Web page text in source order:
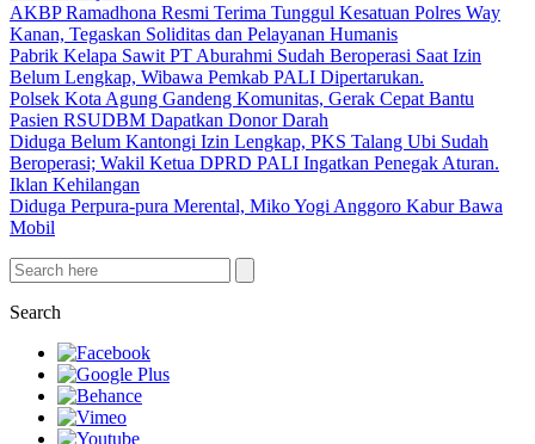
AKBP Ramadhona Resmi Terima Tunggul Kesatuan Polres Way
Kanan, Tegaskan Soliditas dan Pelayanan Humanis
Pabrik Kelapa Sawit PT Aburahmi Sudah Beroperasi Saat Izin
Belum Lengkap, Wibawa Pemkab PALI Dipertarukan.
Polsek Kota Agung Gandeng Komunitas, Gerak Cepat Bantu
Pasien RSUDBM Dapatkan Donor Darah
Diduga Belum Kantongi Izin Lengkap, PKS Talang Ubi Sudah
Beroperasi; Wakil Ketua DPRD PALI Ingatkan Penegak Aturan.
Iklan Kehilangan
Diduga Perpura-pura Merental, Miko Yogi Anggoro Kabur Bawa
Mobil
Search